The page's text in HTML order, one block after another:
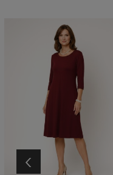
‹